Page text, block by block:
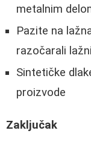
metalnim
Pazite na
razočarali
Sintetičke
proizvode
Zaključak